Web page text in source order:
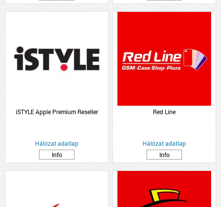
iSTYLE Apple Premium Reseller
Hálózat adatlap
Info
Red Line
Hálózat adatlap
Info